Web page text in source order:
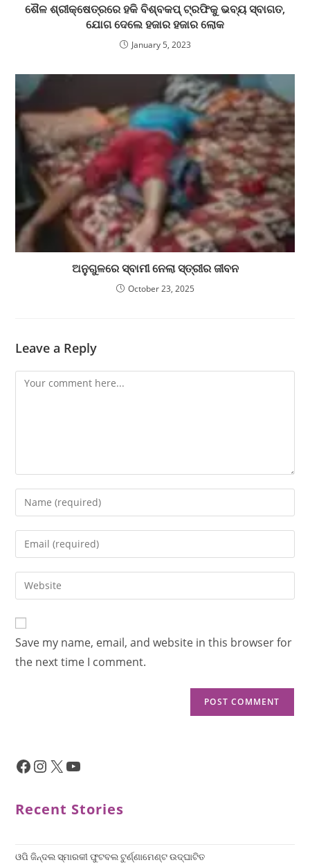
ଶୈଳ ଶ୍ରୀକ୍ଷେତ୍ରରେ ହକି ବିଶ୍ବକପ୍ ଟ୍ରଫିକୁ ଭବ୍ୟ ସ୍ବାଗତ,
ଯୋଗ ଦେଲେ ହଜାର ହଜାର ଲୋକ
January 5, 2023
ଅନୁଗୁଳରେ ସ୍ବାମୀ ନେଲା ସ୍ତ୍ରୀର ଜୀବନ
October 23, 2025
Leave a Reply
Save my name, email, and website in this browser for
the next time I comment.
Recent Stories
ଓପି ଜିନ୍ଦଲ ସ୍ମାରକୀ ଫୁଟବଲ ଟୁର୍ଣ୍ଣାମେଣ୍ଟ ଉଦ୍ଘାଟିତ